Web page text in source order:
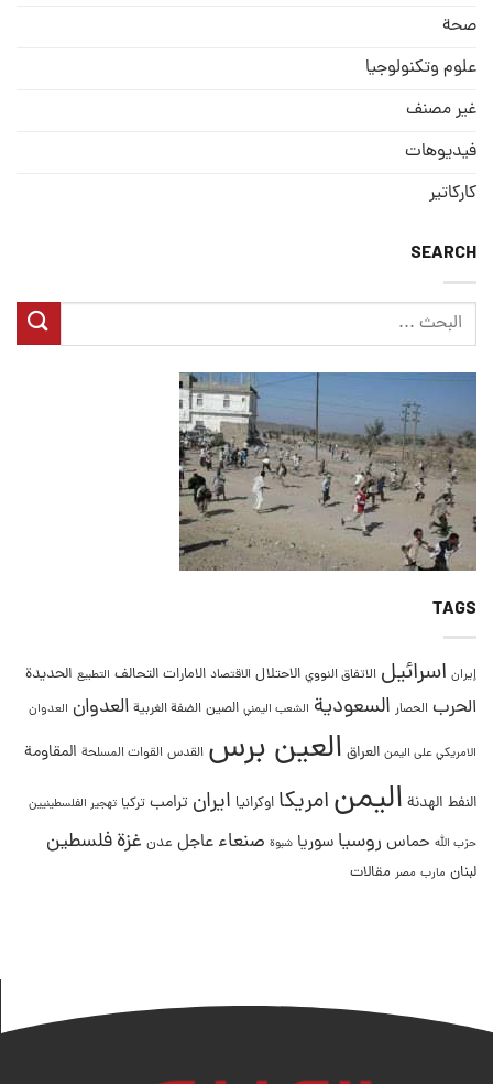
صحة
علوم وتكنولوجيا
غير مصنف
فيديوهات
كاركاتير
SEARCH
TAGS
إيران اسرائيل الاتفاق النووي الاحتلال الاقتصاد الامارات التحالف التطبيع الحديدة
الحرب الحصار السعودية الشعب اليمني الصين الضفة الغربية العدوان العدوان
الامريكي على اليمن العراق العين برس القدس القوات المسلحة المقاومة
النفط الهدنة اليمنامريكا اوكرانيا ايران ترامب تركيا تهجير الفلسطينيين
حزب الله حماس روسيا سوريا شبوة صنعاء عاجل عدن غزةفلسطين
لبنان مارب مصر مقالات